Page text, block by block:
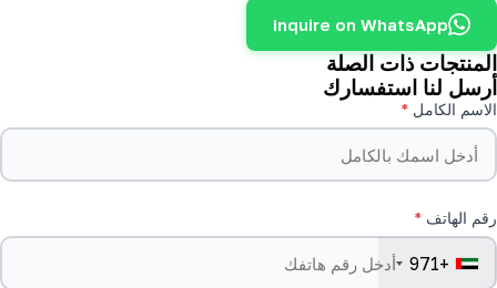
Inquire on WhatsApp
المنتجات ذات الصلة
أرسل لنا استفسارك
الاسم الكامل
رقم الهاتف
+971